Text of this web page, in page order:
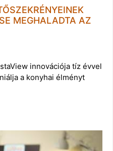
MEGHALADTA AZ
innovációja tíz évvel
a konyhai élményt